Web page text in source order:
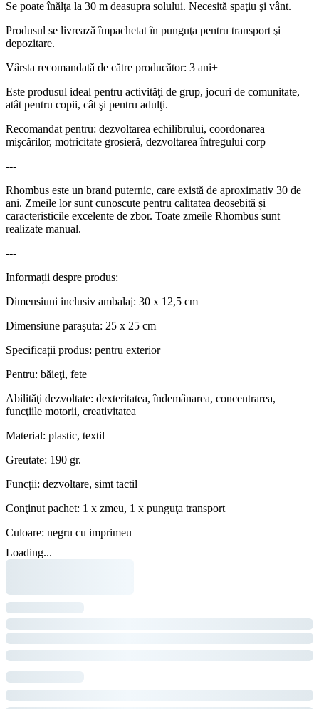
Se poate înălţa la 30 m deasupra solului. Necesită spaţiu şi vânt.
Produsul se livrează împachetat în punguţa pentru transport şi
depozitare.
Vârsta recomandată de către producător: 3 ani+
Este produsul ideal pentru activităţi de grup, jocuri de comunitate,
atât pentru copii, cât şi pentru adulţi.
Recomandat pentru: dezvoltarea echilibrului, coordonarea
mişcărilor, motricitate grosieră, dezvoltarea întregului corp
---
Rhombus este un brand puternic, care există de aproximativ 30 de
ani. Zmeile lor sunt cunoscute pentru calitatea deosebită și
caracteristicile excelente de zbor. Toate zmeile Rhombus sunt
realizate manual.
---
Informații despre produs:
Dimensiuni inclusiv ambalaj: 30 x 12,5 cm
Dimensiune paraşuta: 25 x 25 cm
Specificații produs: pentru exterior
Pentru: băieţi, fete
Abilităţi dezvoltate: dexteritatea, îndemânarea, concentrarea,
funcţiile motorii, creativitatea
Material: plastic, textil
Greutate: 190 gr.
Funcţii: dezvoltare, simt tactil
Conţinut pachet: 1 x zmeu, 1 x punguţa transport
Culoare: negru cu imprimeu
Loading...